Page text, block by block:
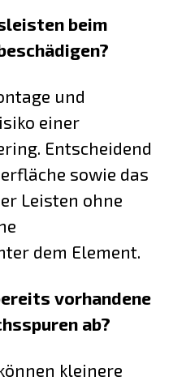
beim
und
einer
Entscheidend
sowie das
Leisten ohne
dem Element.
vorhandene
ab?
kleinere